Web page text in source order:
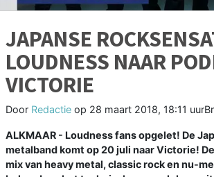
JAPANSE
LOUDNESS NAAR
VICTORIE
Door Redactie op 28 maart 2018, 18:11 uur
ALKMAAR - Loudness fans opgelet! De
metalband komt op 20 juli naar Victorie!
mix van heavy metal, classic rock en nu-